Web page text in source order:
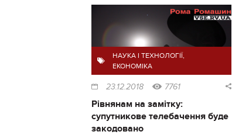
НАУКА І ТЕХНОЛОГІЇ,
ЕКОНОМІКА
23.12.2018 7761
Рівнянам на замітку:
супутникове телебачення буде
закодовано